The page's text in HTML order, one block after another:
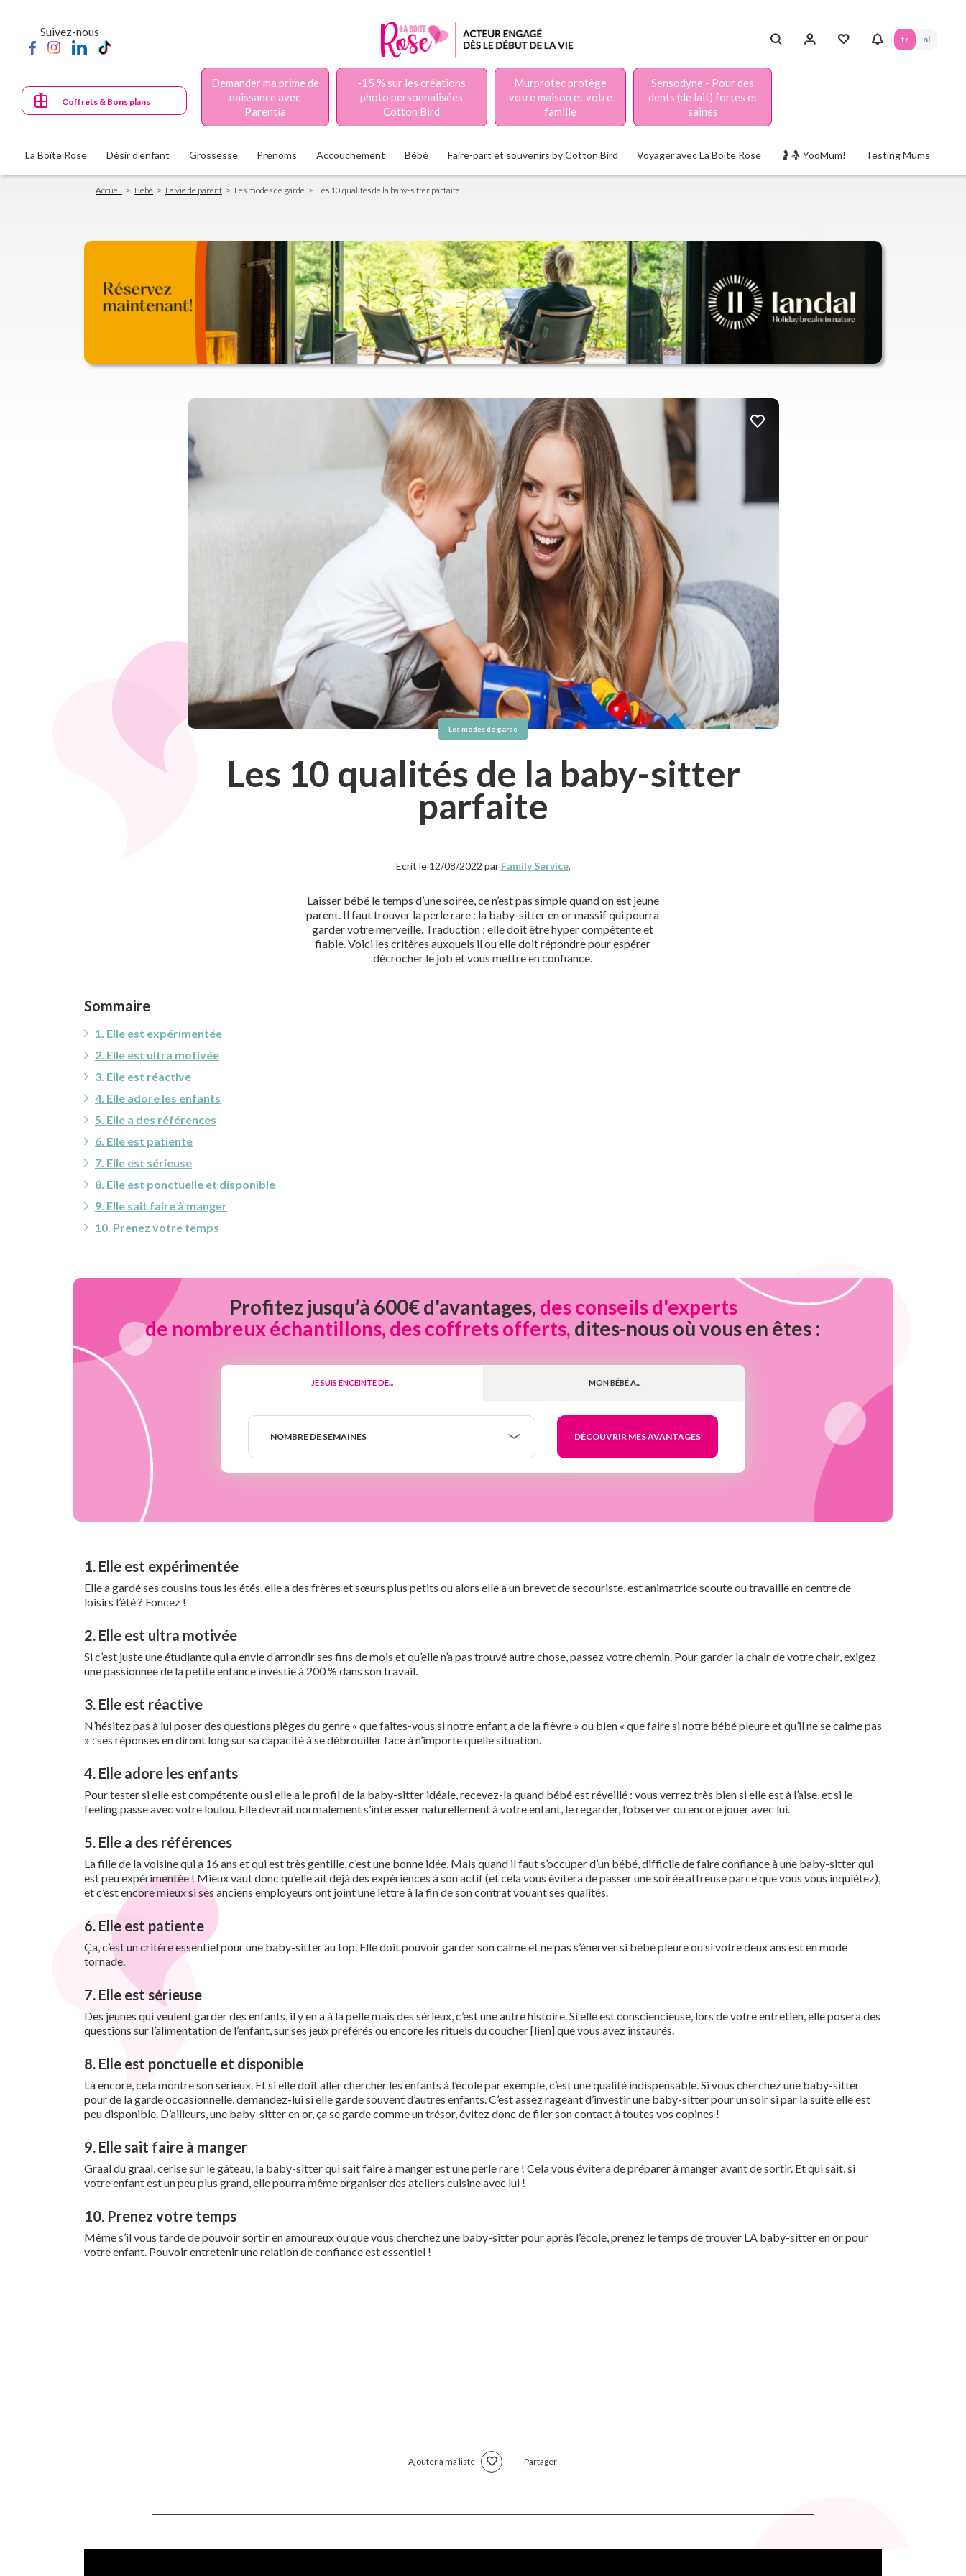
principal
Suivez-nous
fr nl
Coffrets & Bons plans
Demander ma prime de
naissance avec
Parentia
-15 % sur les créations
photo personnalisées
Cotton Bird
Murprotec protège
votre maison et votre
famille
Sensodyne - Pour des
dents (de lait) fortes et
saines
La Boîte Rose Désir d'enfant Grossesse Prénoms Accouchement Bébé Faire-part et souvenirs by Cotton Bird Voyager avec La Boite Rose 🤰🤱 YooMum! Testing Mums
Fil
d'Ariane
Accueil Bébé La vie de parent Les modes de garde Les 10 qualités de la baby-sitter parfaite
Les modes de garde
Les 10 qualités de la baby-sitter
parfaite
Ecrit le 12/08/2022 par Family Service,
Laisser bébé le temps d’une soirée, ce n’est pas simple quand on est jeune
parent. Il faut trouver la perle rare : la baby-sitter en or massif qui pourra
garder votre merveille. Traduction : elle doit être hyper compétente et
fiable. Voici les critères auxquels il ou elle doit répondre pour espérer
décrocher le job et vous mettre en confiance.
Sommaire
1. Elle est expérimentée
2. Elle est ultra motivée
3. Elle est réactive
4. Elle adore les enfants
5. Elle a des références
6. Elle est patiente
7. Elle est sérieuse
8. Elle est ponctuelle et disponible
9. Elle sait faire à manger
10. Prenez votre temps
Profitez jusqu’à 600€ d'avantages, des conseils d'experts
de nombreux échantillons, des coffrets offerts, dites-nous où vous en êtes :
JE SUIS ENCEINTE DE... MON BÉBÉ A...
Nombre
semaines
NOMBRE DE SEMAINES
1. Elle est expérimentée
Elle a gardé ses cousins tous les étés, elle a des frères et sœurs plus petits ou alors elle a un brevet de secouriste, est animatrice scoute ou travaille en centre de
loisirs l’été ? Foncez !
2. Elle est ultra motivée
Si c’est juste une étudiante qui a envie d’arrondir ses fins de mois et qu’elle n’a pas trouvé autre chose, passez votre chemin. Pour garder la chair de votre chair, exigez
une passionnée de la petite enfance investie à 200 % dans son travail.
3. Elle est réactive
N’hésitez pas à lui poser des questions pièges du genre « que faites-vous si notre enfant a de la fièvre » ou bien « que faire si notre bébé pleure et qu’il ne se calme pas
» : ses réponses en diront long sur sa capacité à se débrouiller face à n’importe quelle situation.
4. Elle adore les enfants
Pour tester si elle est compétente ou si elle a le profil de la baby-sitter idéale, recevez-la quand bébé est réveillé : vous verrez très bien si elle est à l’aise, et si le
feeling passe avec votre loulou. Elle devrait normalement s’intéresser naturellement à votre enfant, le regarder, l’observer ou encore jouer avec lui.
5. Elle a des références
La fille de la voisine qui a 16 ans et qui est très gentille, c’est une bonne idée. Mais quand il faut s’occuper d’un bébé, difficile de faire confiance à une baby-sitter qui
est peu expérimentée ! Mieux vaut donc qu’elle ait déjà des expériences à son actif (et cela vous évitera de passer une soirée affreuse parce que vous vous inquiétez),
et c’est encore mieux si ses anciens employeurs ont joint une lettre à la fin de son contrat vouant ses qualités.
6. Elle est patiente
Ça, c’est un critère essentiel pour une baby-sitter au top. Elle doit pouvoir garder son calme et ne pas s’énerver si bébé pleure ou si votre deux ans est en mode
tornade.
7. Elle est sérieuse
Des jeunes qui veulent garder des enfants, il y en a à la pelle mais des sérieux, c’est une autre histoire. Si elle est consciencieuse, lors de votre entretien, elle posera des
questions sur l’alimentation de l’enfant, sur ses jeux préférés ou encore les rituels du coucher [lien] que vous avez instaurés.
8. Elle est ponctuelle et disponible
Là encore, cela montre son sérieux. Et si elle doit aller chercher les enfants à l’école par exemple, c’est une qualité indispensable. Si vous cherchez une baby-sitter
pour de la garde occasionnelle, demandez-lui si elle garde souvent d’autres enfants. C’est assez rageant d’investir une baby-sitter pour un soir si par la suite elle est
peu disponible. D’ailleurs, une baby-sitter en or, ça se garde comme un trésor, évitez donc de filer son contact à toutes vos copines !
9. Elle sait faire à manger
Graal du graal, cerise sur le gâteau, la baby-sitter qui sait faire à manger est une perle rare ! Cela vous évitera de préparer à manger avant de sortir. Et qui sait, si
votre enfant est un peu plus grand, elle pourra même organiser des ateliers cuisine avec lui !
10. Prenez votre temps
Même s’il vous tarde de pouvoir sortir en amoureux ou que vous cherchez une baby-sitter pour après l’école, prenez le temps de trouver LA baby-sitter en or pour
votre enfant. Pouvoir entretenir une relation de confiance est essentiel !
Ajouter à ma liste Partager